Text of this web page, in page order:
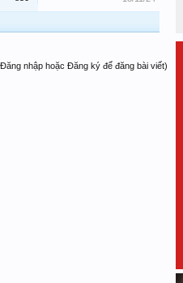
nhập hoặc Đăng ký để đăng bài viết)